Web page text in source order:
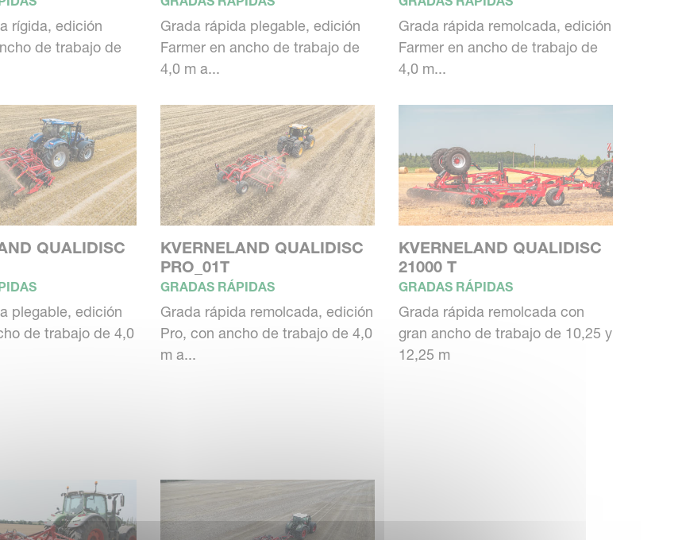
rígida, edición
de trabajo de
Grada rápida plegable, edición
Farmer en ancho de trabajo de
4,0 m a...
Grada rápida remolcada, edición
Farmer en ancho de trabajo de
4,0 m...
QUALIDISC
plegable, edición
de trabajo de 4,0
KVERNELAND QUALIDISC
PRO_01T
GRADAS RÁPIDAS
Grada rápida remolcada, edición
Pro, con ancho de trabajo de 4,0
m a...
KVERNELAND QUALIDISC
21000 T
GRADAS RÁPIDAS
Grada rápida remolcada con
gran ancho de trabajo de 10,25 y
12,25 m